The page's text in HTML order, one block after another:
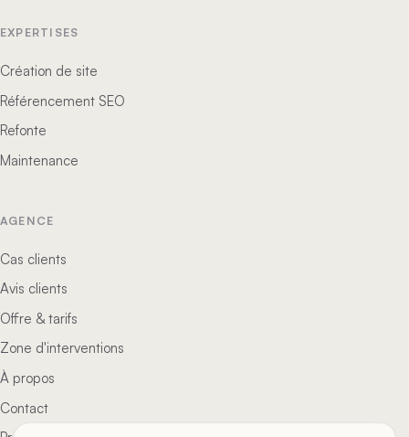
EXPERTISES
Création de site
Référencement SEO
Refonte
Maintenance
AGENCE
Cas clients
Avis clients
Offre & tarifs
Zone d'interventions
À propos
Contact